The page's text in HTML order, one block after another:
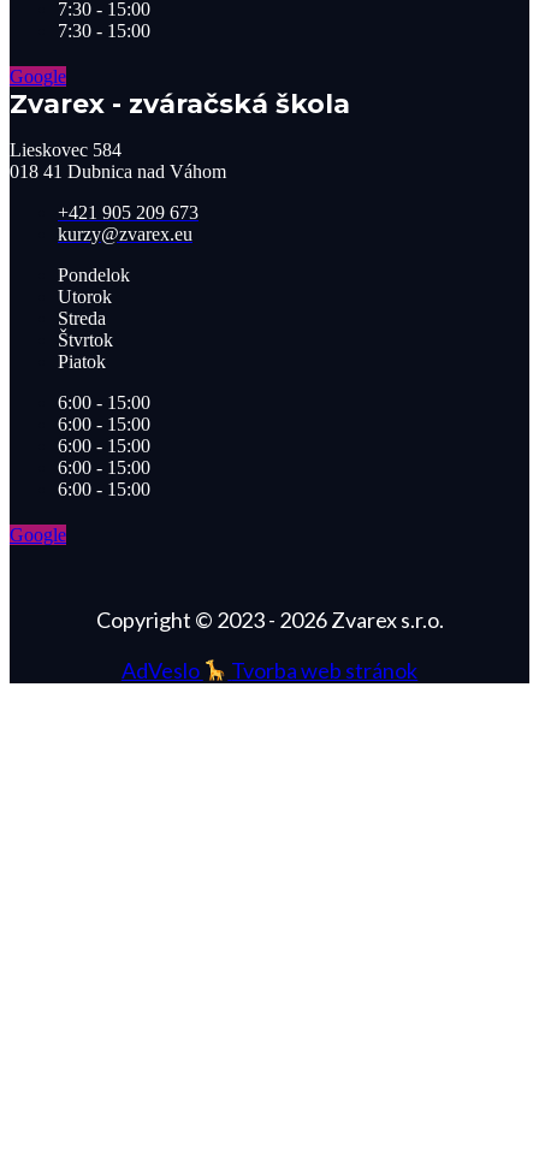
7:30 - 15:00
7:30 - 15:00
Google
Zvarex - zváračská škola
Lieskovec 584
018 41 Dubnica nad Váhom​
+421 905 209 673​
kurzy@zvarex.eu
Pondelok
Utorok
Streda
Štvrtok
Piatok
6:00 - 15:00
6:00 - 15:00
6:00 - 15:00
6:00 - 15:00
6:00 - 15:00
Google
Copyright © 2023 - 2026 Zvarex s.r.o.
AdVeslo
Tvorba web stránok